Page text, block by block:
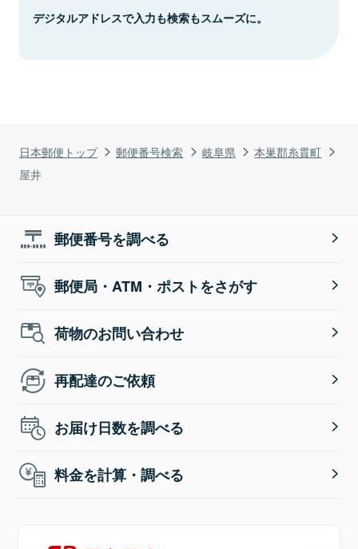
日本郵便トップ 郵便番号検索 岐阜県
本巣郡糸貫町
屋井
デジタルアドレスで入力も検索もスムーズに。
郵便番号を調べる
郵便局・ATM・ポストをさがす
荷物のお問い合わせ
再配達のご依頼
お届け日数を調べる
料金を計算・調べる